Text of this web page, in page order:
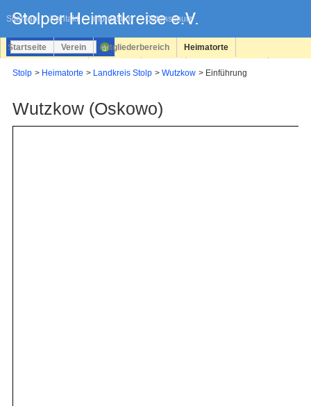
Sitemap Kontakt Impressum Datenschutz
überspringen
Startseite Verein Mitgliederbereich Heimatorte
Stolp Heimatorte Landkreis Stolp Wutzkow Einführung
Wutzkow (Oskowo)